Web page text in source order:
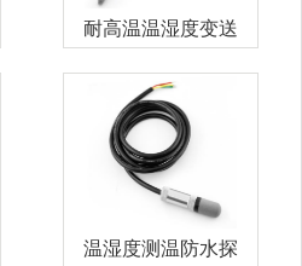
耐高温温湿度变送
温湿度测温防水探